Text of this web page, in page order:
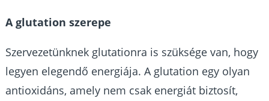
A glutation szerepe
Szervezetünknek glutationra is szüksége van, hogy
legyen elegendő energiája. A glutation egy olyan
antioxidáns, amely nem csak energiát biztosít,